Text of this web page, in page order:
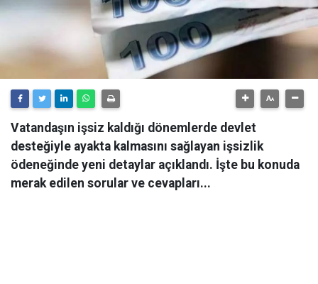
Vatandaşın işsiz kaldığı dönemlerde devlet
desteğiyle ayakta kalmasını sağlayan işsizlik
ödeneğinde yeni detaylar açıklandı. İşte bu konuda
merak edilen sorular ve cevapları...